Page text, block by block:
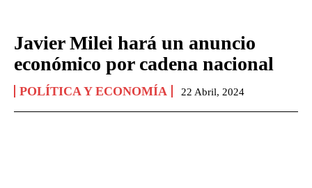
Javier Milei hará un anuncio
económico por cadena nacional
POLÍTICA Y ECONOMÍA 22 Abril, 2024